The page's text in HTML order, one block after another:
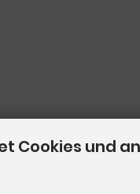
Cookies und